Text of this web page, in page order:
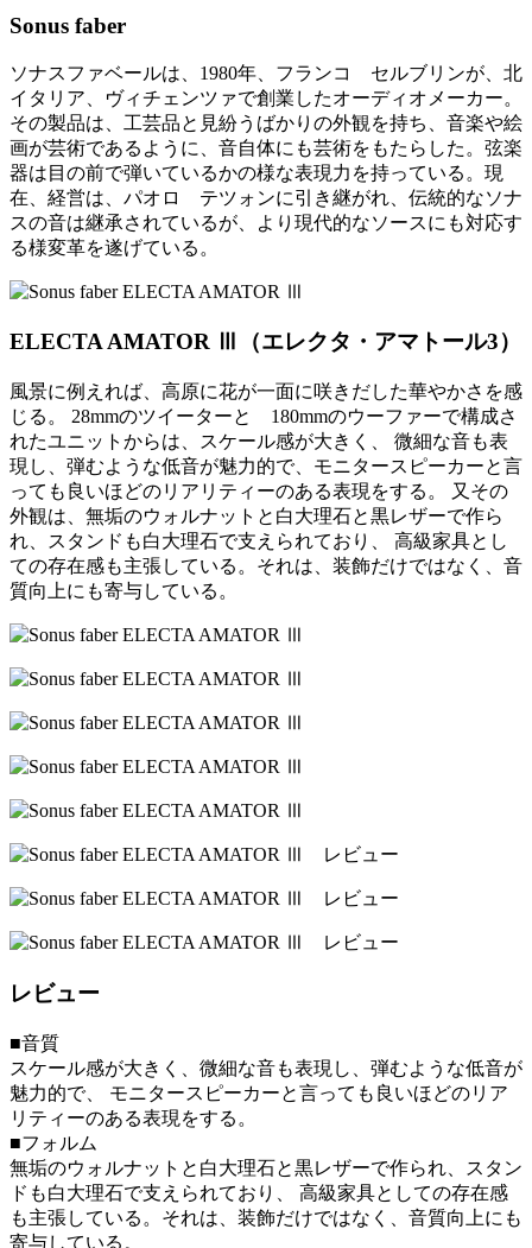
Sonus faber
ソナスファベールは、1980年、フランコ セルブリンが、北
イタリア、ヴィチェンツァで創業したオーディオメーカー。
その製品は、工芸品と見紛うばかりの外観を持ち、音楽や絵
画が芸術であるように、音自体にも芸術をもたらした。弦楽
器は目の前で弾いているかの様な表現力を持っている。現
在、経営は、パオロ テツォンに引き継がれ、伝統的なソナ
スの音は継承されているが、より現代的なソースにも対応す
る様変革を遂げている。
ELECTA AMATOR Ⅲ（エレクタ・アマトール3）
風景に例えれば、高原に花が一面に咲きだした華やかさを感
じる。 28mmのツイーターと 180mmのウーファーで構成さ
れたユニットからは、スケール感が大きく、 微細な音も表
現し、弾むような低音が魅力的で、モニタースピーカーと言
っても良いほどのリアリティーのある表現をする。 又その
外観は、無垢のウォルナットと白大理石と黒レザーで作ら
れ、スタンドも白大理石で支えられており、 高級家具とし
ての存在感も主張している。それは、装飾だけではなく、音
質向上にも寄与している。
レビュー
■音質
スケール感が大きく、微細な音も表現し、弾むような低音が
魅力的で、 モニタースピーカーと言っても良いほどのリア
リティーのある表現をする。
■フォルム
無垢のウォルナットと白大理石と黒レザーで作られ、スタン
ドも白大理石で支えられており、 高級家具としての存在感
も主張している。それは、装飾だけではなく、音質向上にも
寄与している。